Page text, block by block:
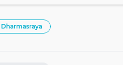
Dharmasraya